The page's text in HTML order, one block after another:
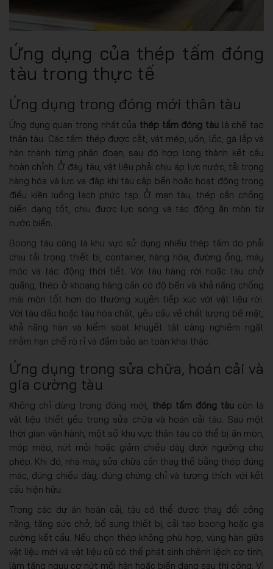
Ứng dụng của thép tấm đóng
tàu trong thực tế
Ứng dụng trong đóng mới thân tàu
Ứng dụng quan trọng nhất của thép tấm đóng tàu là chế tạo
thân tàu. Các tấm thép được cắt, vát mép, uốn, lốc, gá lắp và
hàn thành từng phân đoạn, sau đó hợp long thành kết cấu
hoàn chỉnh. Ở đáy tàu, vật liệu phải chịu áp lực nước, tải trọng
hàng hóa và lực va đập khi tàu cập bến hoặc hoạt động trong
điều kiện luồng lạch phức tạp. Ở mạn tàu, thép cần chống
biến dạng tốt, chịu được lực sóng và tác động ăn mòn từ
nước biển.
Boong tàu cũng là khu vực sử dụng nhiều thép tấm do phải
chịu tải trọng thiết bị, container, hàng hóa, đường ống, máy
móc và tác động thời tiết. Với tàu hàng rời hoặc tàu chở
quặng, thép ở khoang hàng cần có độ bền và khả năng chống
mài mòn tốt hơn do thường xuyên tiếp xúc với vật liệu rời.
Với tàu dầu hoặc tàu hóa chất, yêu cầu về chất lượng bề mặt,
khả năng hàn và kiểm soát khuyết tật càng nghiêm ngặt
nhằm hạn chế rò rỉ và đảm bảo an toàn khai thác.
Ứng dụng trong sửa chữa, hoán cải và
gia cường tàu
Không chỉ dùng trong đóng mới, thép tấm đóng tàucòn là
vật liệu thiết yếu trong sửa chữa và hoán cải tàu. Sau một
thời gian vận hành, một số khu vực thân tàu có thể bị ăn mòn,
móp méo, nứt mỏi hoặc giảm chiều dày dưới ngưỡng cho
phép. Khi đó, nhà máy sửa chữa cần thay thế bằng thép đúng
mác, đúng chiều dày, đúng chứng chỉ và tương thích với kết
cấu hiện hữu.
Trong các dự án hoán cải, tàu có thể được thay đổi công
năng, tăng sức chở, bổ sung thiết bị, cải tạo boong hoặc gia
cường kết cấu. Nếu chọn thép không phù hợp, vùng hàn giữa
vật liệu mới và vật liệu cũ có thể phát sinh chênh lệch cơ tính,
làm tăng nguy cơ nứt mối hàn hoặc biến dạng sau thi công. Vì